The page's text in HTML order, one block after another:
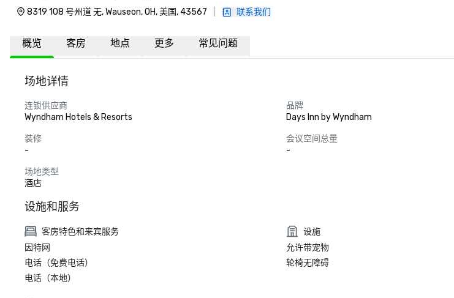
8319 108 号州道 无, Wauseon, OH, 美国, 43567 联系我们
概览 客房 地点 更多 常见问题
场地详情
连锁供应商
Wyndham Hotels & Resorts
品牌
Days Inn by Wyndham
装修
-
会议空间总量
-
场地类型
酒店
设施和服务
客房特色和来宾服务
因特网
电话（免费电话）
电话（本地）
设施
允许带宠物
轮椅无障碍